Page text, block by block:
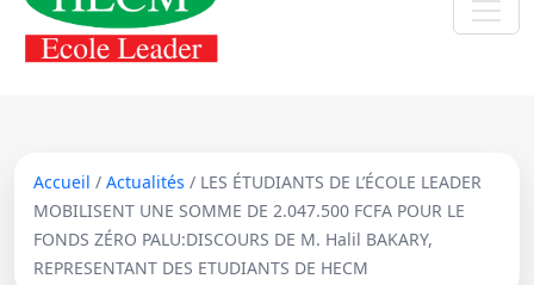
Accueil / Actualités / LES ÉTUDIANTS DE L’ÉCOLE LEADER
MOBILISENT UNE SOMME DE 2.047.500 FCFA POUR LE
FONDS ZÉRO PALU:DISCOURS DE M. Halil BAKARY,
REPRESENTANT DES ETUDIANTS DE HECM